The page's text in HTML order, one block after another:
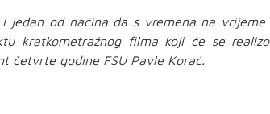
jedan od načina da s vremena na vrijeme
kratkometražnog filma koji će se
četvrte godine FSU Pavle Korać.